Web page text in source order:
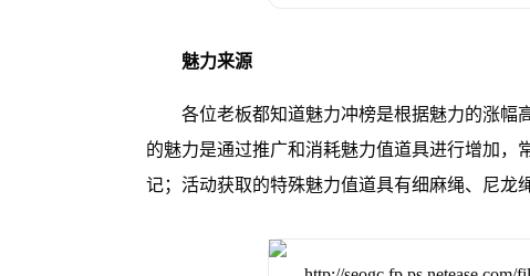
魅力来源
各位老板都知道魅力冲榜是根据魅力的涨幅
的魅力是通过推广和消耗魅力值道具进行增加，
记；活动获取的特殊魅力值道具有细麻绳、尼龙